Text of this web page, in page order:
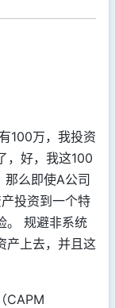
100万，我投资
，好，我这100
那么即使A公司
投资到一个特
。 规避非系统
产上去，并且这
CAPM